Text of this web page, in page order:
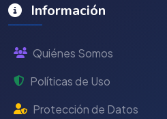
Información
Quiénes Somos
Políticas de Uso
Protección de Datos